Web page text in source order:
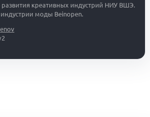
развития креативных индустрий НИУ ВШЭ.
индустрии моды Beinopen.